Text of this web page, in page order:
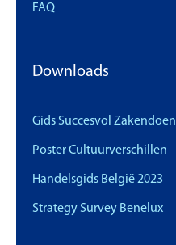
FAQ
Downloads
Gids Succesvol Zakendoen
Poster Cultuurverschillen
Handelsgids België 2023
Strategy Survey Benelux